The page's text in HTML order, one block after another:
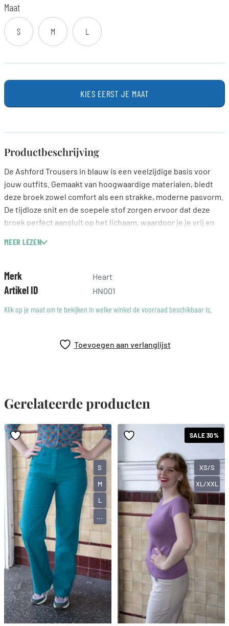
Maat
S M L
KIES EERST JE MAAT
Productbeschrijving
De Ashford Trousers in blauw is een veelzijdige basis voor
jouw outfits. Gemaakt van hoogwaardige materialen, biedt
deze broek zowel comfort als een strakke, moderne pasvorm.
De tijdloze snit en de soepele stof zorgen ervoor dat deze
broek perfect aansluit op het lichaam, waardoor je je vrij en
eenvoudige top of een mooie blouse voor een chique look.
gelegenheid.
MEER LEZEN
Merk Heart
Artikel ID
HN001
Klik op je maat om te bekijken in welke winkel de voorraad beschikbaar is.
Toevoegen aan verlanglijst
Gerelateerde producten
S
M
L
...
SALE 30%
XS/S
XL/XXL